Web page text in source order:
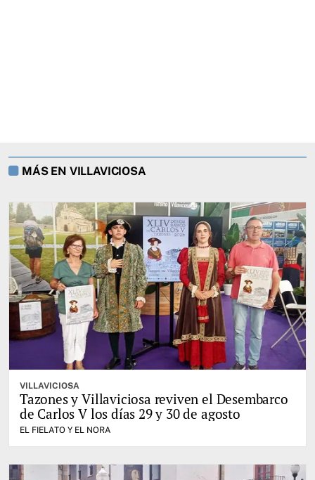
MÁS EN VILLAVICIOSA
VILLAVICIOSA
Tazones y Villaviciosa reviven el Desembarco
de Carlos V los días 29 y 30 de agosto
EL FIELATO Y EL NORA